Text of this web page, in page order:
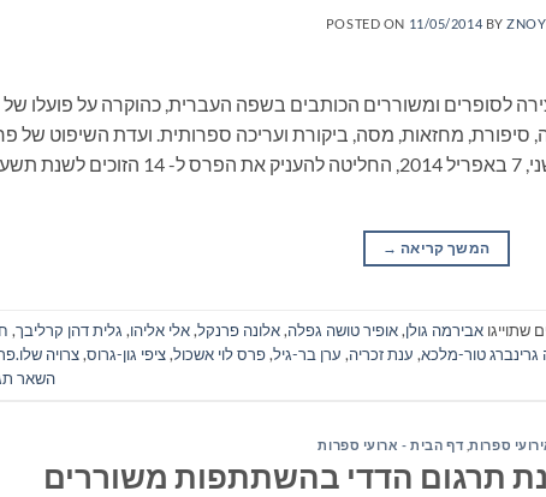
POSTED ON 11/05/2014 BYZNOY
לסופרים ומשוררים הכותבים בשפה העברית, כהוקרה על פועלו של
סיפורת, מחזאות, מסה, ביקורת ועריכה ספרותית. ועדת השיפוט של
היצירה לסופרים עבריים, אשר התכנסה ביום שני, 7 באפריל 2014, החליטה להעניק את הפרס ל- 14
המשך קריאה →
שתוייגו אבירמה גולן,אופיר טושה גפלה,אלונה פרנקל,אלי אליהו, גלית דהן קרליבך,
גרינברג טור-מלכא, ענת זכריה, ערן בר-גיל,פרס לוי אשכול,ציפי גון-גרוס,צרויה
השאר
ספרות, דף הבית - ארועי ספרות
תרגום הדדי בהשתתפות משוררים